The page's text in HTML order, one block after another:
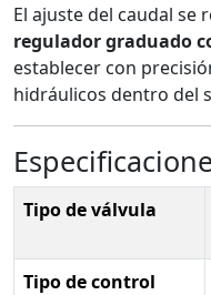
El ajuste del caudal se
regulador graduado
establecer con
hidráulicos dentro del
Tipo de válvula
Tipo de control